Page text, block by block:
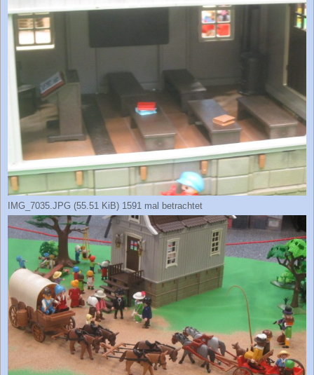
a
IMG_7035.JPG (55.51 KiB) 1591 mal betrachtet